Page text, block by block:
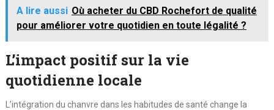
A lire aussi Où acheter du CBD Rochefort de qualité
pour améliorer votre quotidien en toute légalité ?
L’impact positif sur la vie
quotidienne locale
L’intégration du chanvre dans les habitudes de santé change la